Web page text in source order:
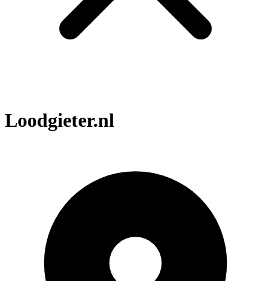
Loodgieter.nl